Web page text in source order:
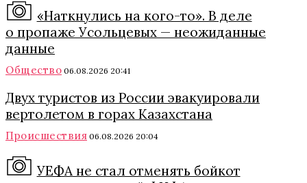
«Наткнулись на кого-то». В деле
о пропаже Усольцевых — неожиданные
данные
Общество 06.08.2026 20:41
Двух туристов из России эвакуировали
вертолетом в горах Казахстана
Происшествия 06.08.2026 20:04
УЕФА не стал отменять бойкот